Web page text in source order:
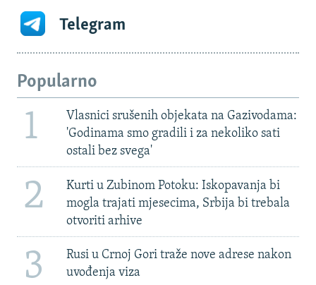
Telegram
Popularno
1
Vlasnici srušenih objekata na Gazivodama:
'Godinama smo gradili i za nekoliko sati
ostali bez svega'
2
Kurti u Zubinom Potoku: Iskopavanja bi
mogla trajati mjesecima, Srbija bi trebala
otvoriti arhive
3
Rusi u Crnoj Gori traže nove adrese nakon
uvođenja viza